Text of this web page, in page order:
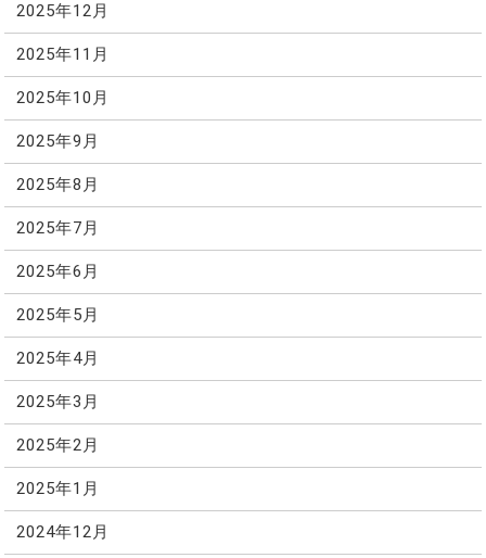
2025年12月
2025年11月
2025年10月
2025年9月
2025年8月
2025年7月
2025年6月
2025年5月
2025年4月
2025年3月
2025年2月
2025年1月
2024年12月